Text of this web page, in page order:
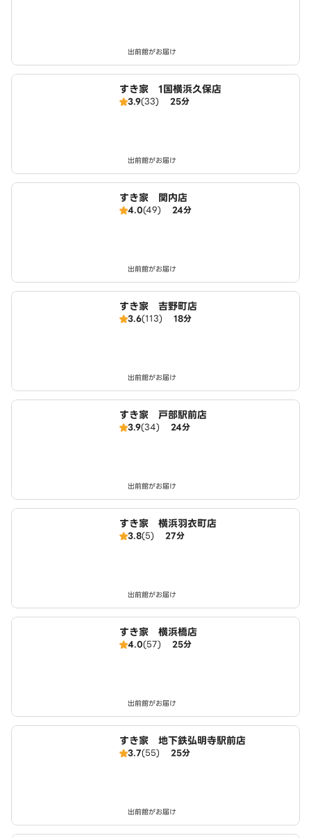
出前館がお届け
すき家 1国横浜久保店
3.9(33) 25分
出前館がお届け
すき家 関内店
4.0(49) 24分
出前館がお届け
すき家 吉野町店
3.6(113) 18分
出前館がお届け
すき家 戸部駅前店
3.9(34) 24分
出前館がお届け
すき家 横浜羽衣町店
3.8(5) 27分
出前館がお届け
すき家 横浜橋店
4.0(57) 25分
出前館がお届け
すき家 地下鉄弘明寺駅前店
3.7(55) 25分
出前館がお届け